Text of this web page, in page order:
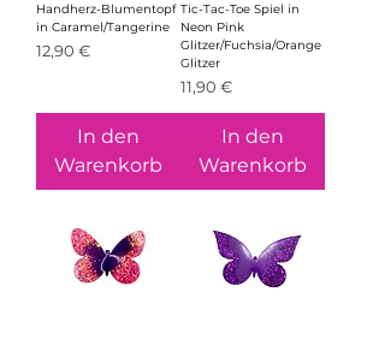
Handherz-Blumentopf
in Caramel/Tangerine
Preis
12,90 €
In den
Warenkorb
Tic-Tac-Toe Spiel in
Neon Pink
Glitzer/Fuchsia/Orange
Glitzer
Preis
11,90 €
In den
Warenkorb